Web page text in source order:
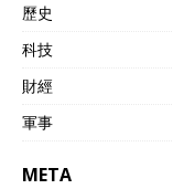
歷史
科技
財經
軍事
META